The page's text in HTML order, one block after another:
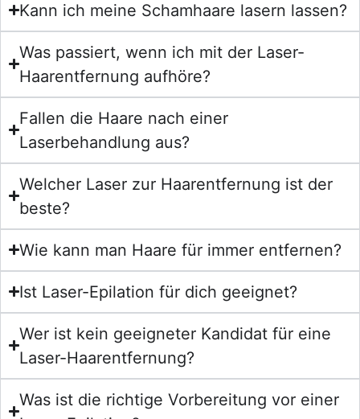
Kann ich meine Schamhaare lasern lassen?
Was passiert, wenn ich mit der Laser-
Haarentfernung aufhöre?
Fallen die Haare nach einer
Laserbehandlung aus?
Welcher Laser zur Haarentfernung ist der
beste?
Wie kann man Haare für immer entfernen?
Ist Laser-Epilation für dich geeignet?
Wer ist kein geeigneter Kandidat für eine
Laser-Haarentfernung?
Was ist die richtige Vorbereitung vor einer